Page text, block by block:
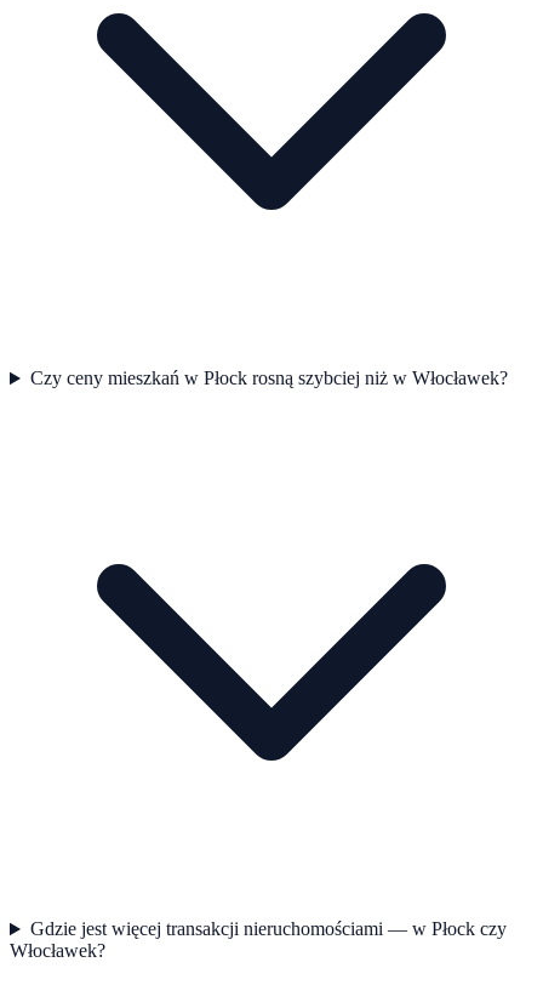
Czy ceny mieszkań w Płock rosną szybciej niż w Włocławek?
Gdzie jest więcej transakcji nieruchomościami — w Płock czy
Włocławek?